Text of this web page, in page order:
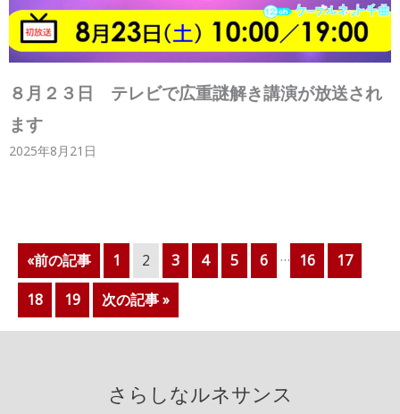
８月２３日 テレビで広重謎解き講演が放送され
ます
2025年8月21日
«前の記事 1 2 3 4 5 6 … 16
17
18
19 次の記事 »
さらしなルネサンス